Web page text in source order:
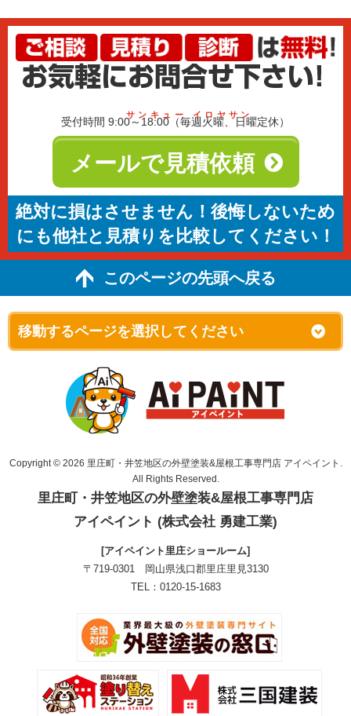
サンキュー イロヤサン
受付時間 9:00～18:00（毎週火曜、日曜定休）
メールで見積依頼
絶対に損はさせません！後悔しないため
にも他社と見積りを比較してください！
このページの先頭へ戻る
Copyright © 2026 里庄町・井笠地区の外壁塗装&屋根工事専門店 アイペイント.
All Rights Reserved.
里庄町・井笠地区の外壁塗装&屋根工事専門店
アイペイント (株式会社 勇建工業)
[アイペイント里庄ショールーム]
〒719-0301 岡山県浅口郡里庄里見3130
TEL：0120-15-1683